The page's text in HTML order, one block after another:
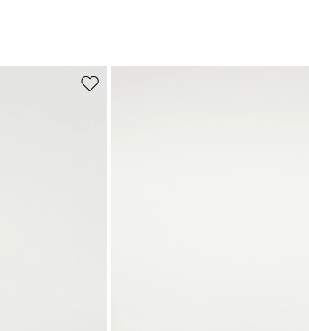
Auf die Wunschliste
Mail-Adresse hinzu*